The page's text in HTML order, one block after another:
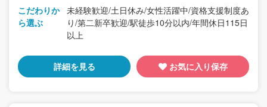
こだわりか
ら選ぶ
未経験歓迎/土日休み/女性活躍中/資格支援制度あ
り/第二新卒歓迎/駅徒歩10分以内/年間休日115日
以上
詳細を見る お気に入り保存